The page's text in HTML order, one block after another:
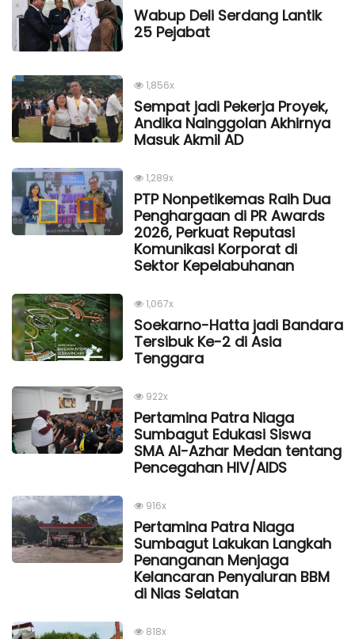
Wabup Deli Serdang Lantik
25 Pejabat
1,856x
Sempat jadi Pekerja Proyek,
Andika Nainggolan Akhirnya
Masuk Akmil AD
1,289x
PTP Nonpetikemas Raih Dua
Penghargaan di PR Awards
2026, Perkuat Reputasi
Komunikasi Korporat di
Sektor Kepelabuhanan
1,067x
Soekarno-Hatta jadi Bandara
Tersibuk Ke-2 di Asia
Tenggara
922x
Pertamina Patra Niaga
Sumbagut Edukasi Siswa
SMA Al-Azhar Medan tentang
Pencegahan HIV/AIDS
916x
Pertamina Patra Niaga
Sumbagut Lakukan Langkah
Penanganan Menjaga
Kelancaran Penyaluran BBM
di Nias Selatan
818x